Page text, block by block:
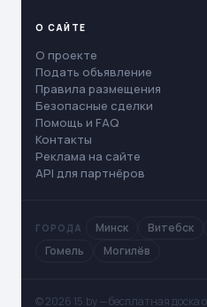
О САЙТЕ
О проекте
Подать объявление
Правила размещения
Безопасные сделки
Помощь и FAQ
Контакты
Реклама на сайте
API для партнёров
ГОРОДА Минск Витебск
Гомель
Могилёв
© 2026 15.by — бесплатная доска